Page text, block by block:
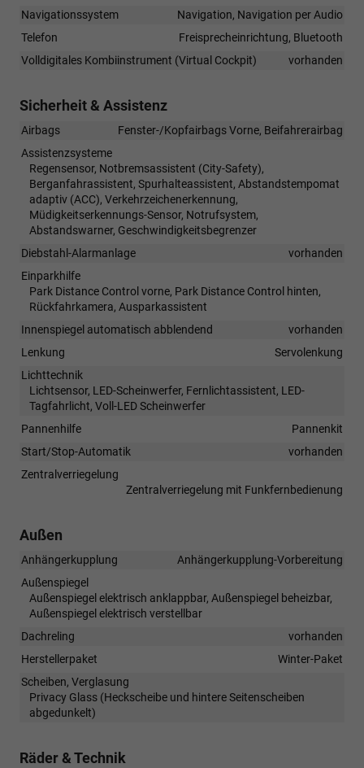
Navigationssystem
Navigation, Navigation per Audio
Telefon
Freisprecheinrichtung, Bluetooth
Volldigitales Kombiinstrument (Virtual Cockpit)
vorhanden
Sicherheit & Assistenz
Airbags
Fenster-/Kopfairbags Vorne, Beifahrerairbag
Assistenzsysteme
Regensensor, Notbremsassistent (City-Safety),
Berganfahrassistent, Spurhalteassistent, Abstandstempomat
adaptiv (ACC), Verkehrzeichenerkennung,
Müdigkeitserkennungs-Sensor, Notrufsystem,
Abstandswarner, Geschwindigkeitsbegrenzer
Diebstahl-Alarmanlage
vorhanden
Einparkhilfe
Park Distance Control vorne, Park Distance Control hinten,
Rückfahrkamera, Ausparkassistent
Innenspiegel automatisch abblendend
vorhanden
Lenkung
Servolenkung
Lichttechnik
Lichtsensor, LED-Scheinwerfer, Fernlichtassistent, LED-
Tagfahrlicht, Voll-LED Scheinwerfer
Pannenhilfe
Pannenkit
Start/Stop-Automatik
vorhanden
Zentralverriegelung
Zentralverriegelung mit Funkfernbedienung
Außen
Anhängerkupplung
Anhängerkupplung-Vorbereitung
Außenspiegel
Außenspiegel elektrisch anklappbar, Außenspiegel beheizbar,
Außenspiegel elektrisch verstellbar
Dachreling
vorhanden
Herstellerpaket
Winter-Paket
Scheiben, Verglasung
Privacy Glass (Heckscheibe und hintere Seitenscheiben
abgedunkelt)
Räder & Technik